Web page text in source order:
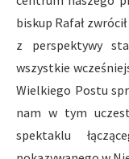
biskup Rafał
z perspektywy
wszystkie
Wielkiego Postu
nam w tym
spektaklu